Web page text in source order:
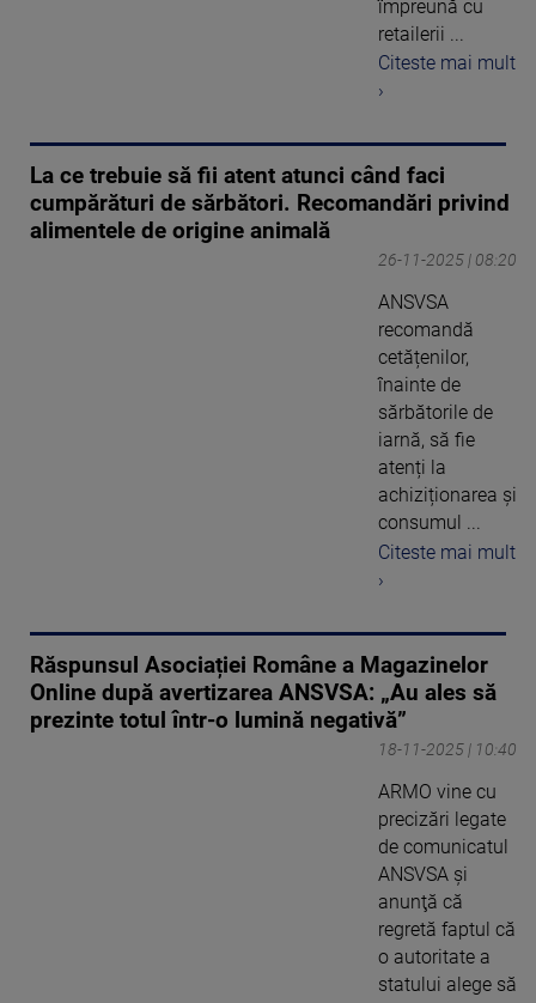
împreună cu
retailerii ...
Citeste mai mult
›
La ce trebuie să fii atent atunci când faci
cumpărături de sărbători. Recomandări privind
alimentele de origine animală
26-11-2025 | 08:20
ANSVSA
recomandă
cetățenilor,
înainte de
sărbătorile de
iarnă, să fie
atenți la
achiziționarea și
consumul ...
Citeste mai mult
›
Răspunsul Asociației Române a Magazinelor
Online după avertizarea ANSVSA: „Au ales să
prezinte totul într-o lumină negativă”
18-11-2025 | 10:40
ARMO vine cu
precizări legate
de comunicatul
ANSVSA şi
anunţă că
regretă faptul că
o autoritate a
statului alege să